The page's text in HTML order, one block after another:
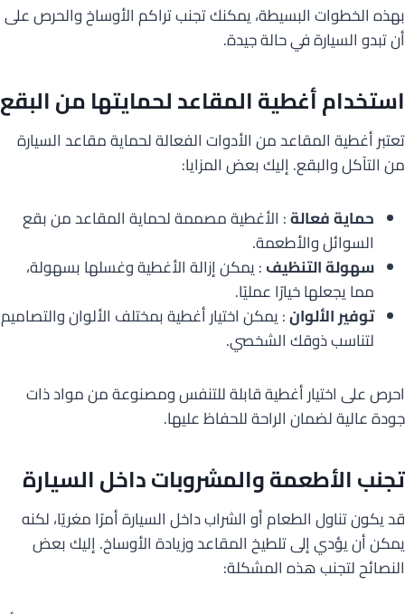
بهذه الخطوات البسيطة، يمكنك تجنب تراكم الأوساخ والحرص على
أن تبدو السيارة في حالة جيدة.
استخدام أغطية المقاعد لحمايتها من البقع
تعتبر أغطية المقاعد من الأدوات الفعالة لحماية مقاعد السيارة
من التآكل والبقع. إليك بعض المزايا:
حماية فعالة: الأغطية مصممة لحماية المقاعد من بقع
السوائل والأطعمة.
سهولة التنظيف: يمكن إزالة الأغطية وغسلها بسهولة،
مما يجعلها خيارًا عمليًا.
توفير الألوان: يمكن اختيار أغطية بمختلف الألوان والتصاميم
لتناسب ذوقك الشخصي.
احرص على اختيار أغطية قابلة للتنفس ومصنوعة من مواد ذات
جودة عالية لضمان الراحة للحفاظ عليها.
تجنب الأطعمة والمشروبات داخل السيارة
قد يكون تناول الطعام أو الشراب داخل السيارة أمرًا مغريًا، لكنه
يمكن أن يؤدي إلى تلطيخ المقاعد وزيادة الأوساخ. إليك بعض
النصائح لتجنب هذه المشكلة: